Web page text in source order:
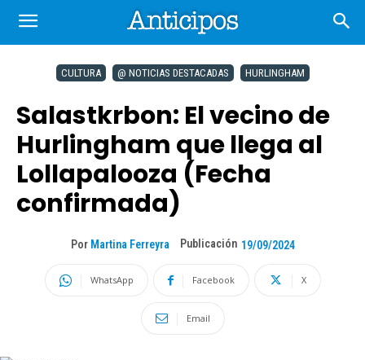
CULTURA @ NOTICIAS DESTACADAS HURLINGHAM
Salastkrbon: El vecino de
Hurlingham que llega al
Lollapalooza (Fecha
confirmada)
Por Martina Ferreyra Publicación 19/09/2024
WhatsApp Facebook X
Email